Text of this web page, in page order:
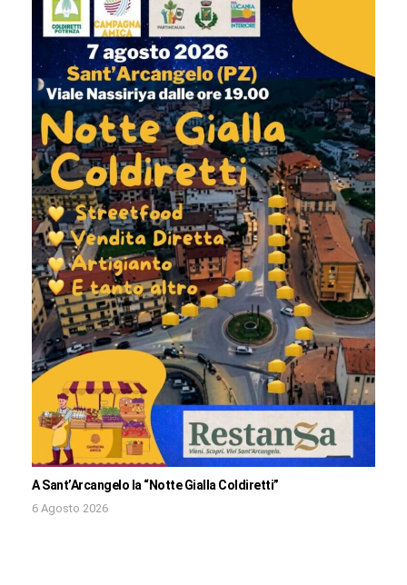
A Sant’Arcangelo la “Notte Gialla Coldiretti”
6 Agosto 2026